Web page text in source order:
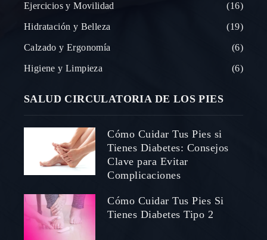
Ejercicios y Movilidad 16
Hidratación y Belleza 19
Calzado y Ergonomía 6
Higiene y Limpieza 6
SALUD CIRCULATORIA DE LOS PIES
Cómo Cuidar Tus Pies si
Tienes Diabetes: Consejos
Clave para Evitar
Complicaciones
Cómo Cuidar Tus Pies Si
Tienes Diabetes Tipo 2